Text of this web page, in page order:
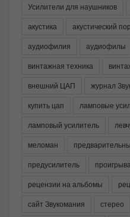
Усилители для наушников
акустика
акустический
аудиофилия
аудиофилы
винтажная техника
внешний ЦАП
журнал
купить цап
ламповые
ламповый усилитель
меломан
предусилитель
рецензии на альбомы
сайт Звукомания
стерео